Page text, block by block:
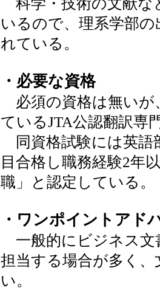
科学・技術の文献な
いるので、理系学部
れている。
・必要な資格
必須の資格は無いが
ているJTA公認翻訳専
同資格試験には英語
目合格し職務経験2年
職」と認定している。
・ワンポイントアド
一般的にビジネス文
担当する場合が多く
い。